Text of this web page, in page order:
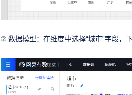
② 数据模型：在维度中选择“城市”字段，